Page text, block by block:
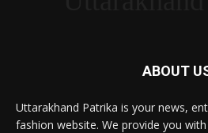
ABOUT
Uttarakhand Patrika is your news,
fashion website. We provide you